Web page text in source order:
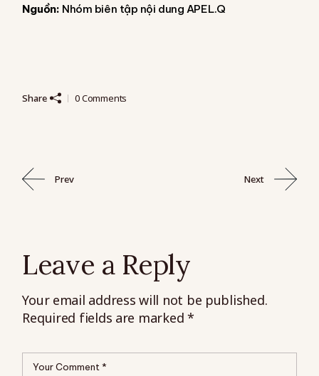
Nguồn: Nhóm biên tập nội dung APEL.Q
Share 0 Comments
Prev Next
Leave a Reply
Your email address will not be published.
Required fields are marked*